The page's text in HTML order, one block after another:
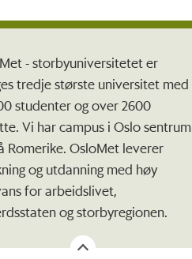
- storbyuniversitetet er
tredje største universitet med
studenter og over 2600
Vi har campus i Oslo sentrum
Romerike. OsloMet leverer
og utdanning med høy
for arbeidslivet,
og storbyregionen.